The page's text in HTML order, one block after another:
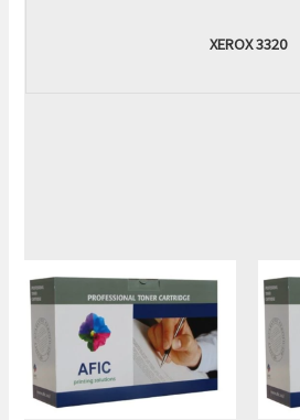
XEROX 3320